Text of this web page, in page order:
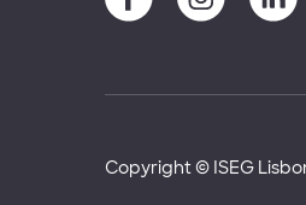
Copyright © ISEG